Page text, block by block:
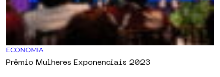
ECONOMIA
Prêmio Mulheres Exponenciais 2023